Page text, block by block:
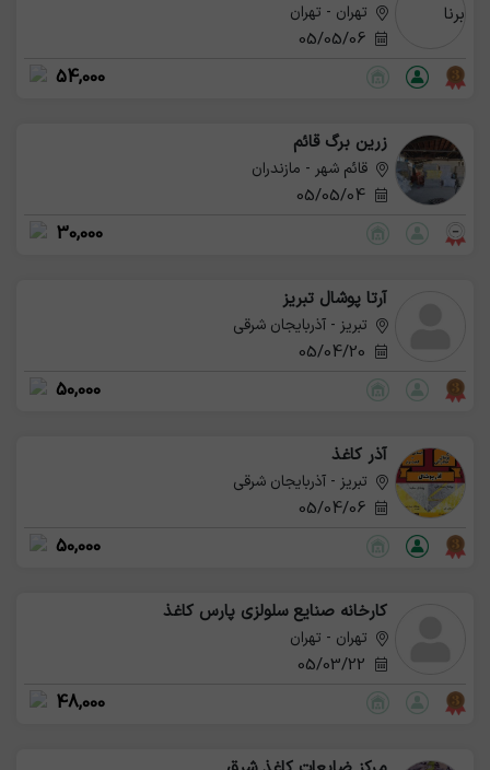
تهران - تهران
05/05/06
54,000
زرین برگ قائم
قائم شهر - مازندران
05/05/04
30,000
آرتا پوشال تبریز
تبریز - آذربایجان شرقی
50,000
آذر کاغذ
تبریز - آذربایجان شرقی
05/04/06
50,000
کارخانه صنایع سلولزی پارس کاغذ
تهران - تهران
48,000